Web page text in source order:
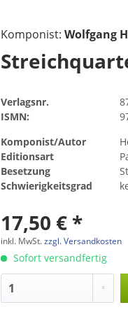
Komponist:Wolfgang
Verlagsnr.
ISMN:
Komponist/Autor
Editionsart
Besetzung
Schwierigkeitsgrad
17,50 € *
inkl. MwSt.zzgl. Versandkosten
Sofort versandfertig